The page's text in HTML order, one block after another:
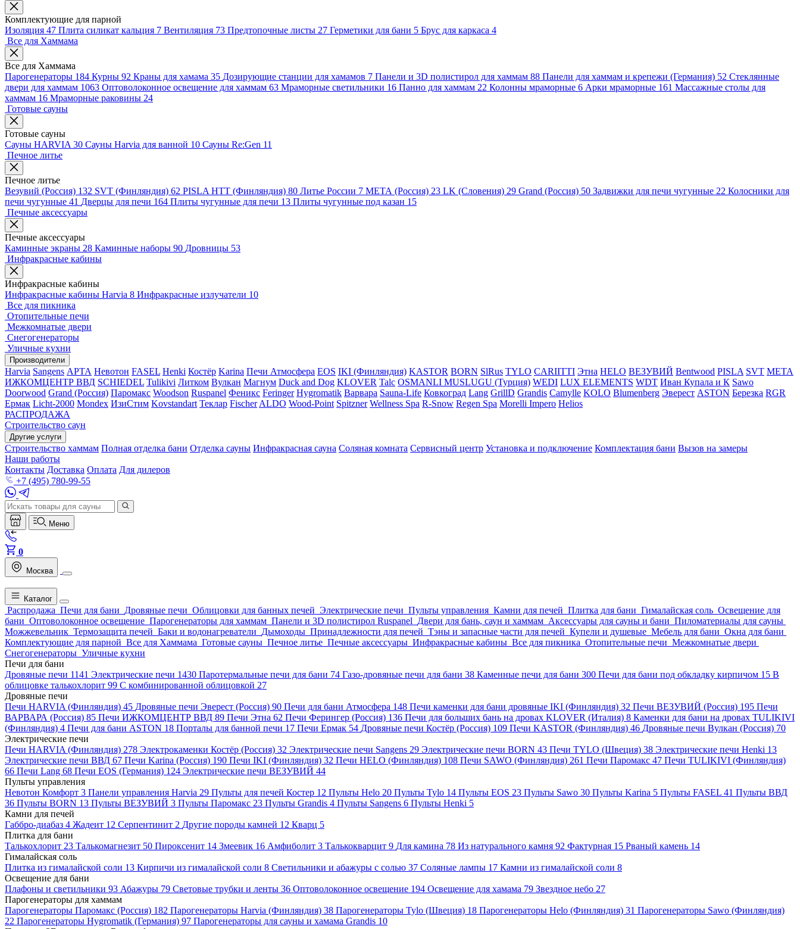
Комплектующие для парной
Изоляция 47 Плита силикат кальция 7 Вентиляция 73 Предтопочные листы 27 Герметики для бани 5 Брус для каркаса 4
Все для Хаммама
Все для Хаммама
Парогенераторы 184 Курны 92 Краны для хамама 35 Дозирующие станции для хамамов 7 Панели и 3D полистирол для хаммам 88 Панели для хаммам и крепежи (Германия) 52 Стеклянные
двери для хаммам 1063 Оптоволоконное освещение для хаммам 63 Мраморные светильники 16 Панно для хаммам 22 Колонны мраморные 6 Арки мраморные 161 Массажные столы для
хаммам 16 Мраморные раковины 24
Готовые сауны
Готовые сауны
Сауны HARVIA 30 Сауны Harvia для ванной 10 Сауны Re:Gen 11
Печное литье
Печное литье
Везувий (Россия) 132 SVT (Финляндия) 62 PISLA HTT (Финляндия) 80 Литье России 7 МЕТА (Россия) 23 LK (Словения) 29 Grand (Россия) 50 Задвижки для печи чугунные 22 Колосники для
печи чугунные 41 Дверцы для печи 164 Плиты чугунные для печи 13 Плиты чугунные под казан 15
Печные аксессуары
Печные аксессуары
Каминные экраны 28 Каминные наборы 90 Дровницы 53
Инфракрасные кабины
Инфракрасные кабины
Инфракрасные кабины Harvia 8 Инфракрасные излучатели 10
Все для пикника
Отопительные печи
Межкомнатые двери
Снегогенераторы
Уличные кухни
Производители
Harvia Sangens АРТА Невотон FASEL Henki Костёр Karina Печи Атмосфера EOS IKI (Финляндия) KASTOR BORN SlRus TYLO CARIITTI Этна HELO ВЕЗУВИЙ Bentwood PISLA SVT МЕТА
ИЖКОМЦЕНТР ВВД SCHIEDEL Tulikivi Литком Вулкан Магнум Duck and Dog KLOVER Talc OSMANLI MUSLUGU (Турция) WEDI LUX ELEMENTS WDT Иван Купала и К Sawo
Doorwood Grand (Россия) Паромакс Woodson Ruspanel Феникс Feringer Hygromatik Варвара Sauna-Life Ковкоград Lang GrillD Grandis Camylle KOLO Blumenberg Эверест ASTON Березка RGR
Ермак Licht-2000 Mondex ИзиСтим Kovstandart Теклар Fischer ALDO Wood-Point Spitzner Wellness Spa R-Snow Regen Spa Morelli Impero Helios
РАСПРОДАЖА
Строительство саун
Другие услуги
Строительство хаммам Полная отделка бани Отделка сауны Инфракрасная сауна Соляная комната Сервисный центр Установка и подключение Комплектация бани Вызов на замеры
Наши работы
Контакты Доставка Оплата Для дилеров
+7 (495) 780-99-55
Меню
0
Москва
Каталог
Распродажа Печи для бани Дровяные печи Облицовки для банных печей Электрические печи Пульты управления Камни для печей Плитка для бани Гималайская соль Освещение для
бани Оптоволоконное освещение Парогенераторы для хаммам Панели и 3D полистирол Ruspanel Двери для бань, саун и хаммам Аксессуары для сауны и бани Пиломатериалы для сауны
Можжевельник Термозащита печей Баки и водонагреватели Дымоходы Принадлежности для печей Тэны и запасные части для печей Купели и душевые Мебель для бани Окна для бани
Комплектующие для парной Все для Хаммама Готовые сауны Печное литье Печные аксессуары Инфракрасные кабины Все для пикника Отопительные печи Межкомнатые двери
Снегогенераторы Уличные кухни
Печи для бани
Дровяные печи 1141 Электрические печи 1430 Паротермальные печи для бани 74 Газо-дровяные печи для бани 38 Каменные печи для бани 300 Печи для бани под обкладку кирпичом 15 В
облицовке талькохлорит 99 С комбинированной облицовкой 27
Дровяные печи
Печи HARVIA (Финляндия) 45 Дровяные печи Эверест (Россия) 90 Печи для бани Атмосфера 148 Печи каменки для бани дровяные IKI (Финляндия) 32 Печи ВЕЗУВИЙ (Россия) 195 Печи
ВАРВАРА (Россия) 85 Печи ИЖКОМЦЕНТР ВВД 89 Печи Этна 62 Печи Ферингер (Россия) 136 Печи для больших бань на дровах KLOVER (Италия) 8 Каменки для бани на дровах TULIKIVI
(Финляндия) 4 Печи для бани ASTON 18 Порталы для банной печи 17 Печи Ермак 54 Дровяные печи Костёр (Россия) 109 Печи KASTOR (Финляндия) 46 Дровяные печи Вулкан (Россия) 70
Электрические печи
Печи HARVIA (Финляндия) 278 Электрокаменки Костёр (Россия) 32 Электрические печи Sangens 29 Электрические печи BORN 43 Печи TYLO (Швеция) 38 Электрические печи Henki 13
Электрические печи ВВД 67 Печи Karina (Россия) 190 Печи IKI (Финляндия) 32 Печи HELO (Финляндия) 108 Печи SAWO (Финляндия) 261 Печи Паромакс 47 Печи TULIKIVI (Финляндия)
66 Печи Lang 68 Печи EOS (Германия) 124 Электрические печи ВЕЗУВИЙ 44
Пульты управления
Невотон Комфорт 3 Панели управления Harvia 29 Пульты для печей Костер 12 Пульты Helo 20 Пульты Tylo 14 Пульты EOS 23 Пульты Sawo 30 Пульты Karina 5 Пульты FASEL 41 Пульты ВВД
36 Пульты BORN 13 Пульты ВЕЗУВИЙ 3 Пульты Паромакс 23 Пульты Grandis 4 Пульты Sangens 6 Пульты Henki 5
Камни для печей
Габбро-диабаз 4 Жадеит 12 Серпентинит 2 Другие породы камней 12 Кварц 5
Плитка для бани
Талькохлорит 23 Талькомагнезит 50 Пироксенит 14 Змеевик 16 Амфиболит 3 Талькокварцит 9 Для камина 78 Из натурального камня 92 Фактурная 15 Рваный камень 14
Гималайская соль
Плитка из гималайской соли 13 Кирпичи из гималайской соли 8 Светильники и абажуры с солью 37 Соляные лампы 17 Камни из гималайской соли 8
Освещение для бани
Плафоны и светильники 93 Абажуры 79 Световые трубки и ленты 36 Оптоволоконное освещение 194 Освещение для хамама 79 Звездное небо 27
Парогенераторы для хаммам
Парогенераторы Паромакс (Россия) 182 Парогенераторы Harvia (Финляндия) 38 Парогенераторы Tylo (Швеция) 18 Парогенераторы Helo (Финляндия) 31 Парогенераторы Sawo (Финляндия)
22 Парогенераторы Hygromatik (Германия) 97 Парогенераторы для сауны и хамама Grandis 10